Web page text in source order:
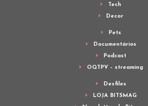
Tech
Decor
Pets
Documentários
Podcast
OQTPV – streaming
Desfiles
LOJA BITSMAG